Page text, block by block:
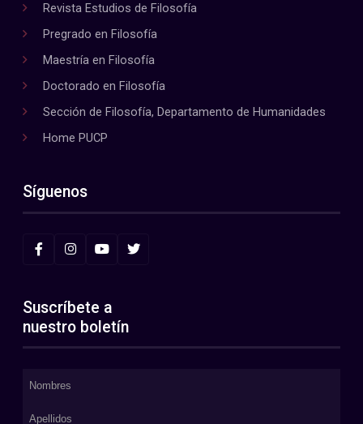
Revista Estudios de Filosofía
Pregrado en Filosofía
Maestría en Filosofía
Doctorado en Filosofía
Sección de Filosofía, Departamento de Humanidades
Home PUCP
Síguenos
Suscríbete a
nuestro boletín